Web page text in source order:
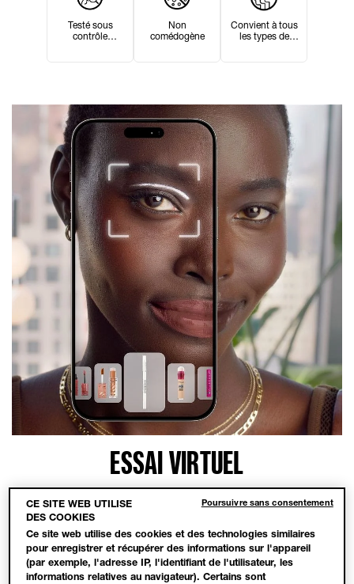
Testé sous
contrôle
Non
comédogène
Convient à tous
les types de
ESSAI VIRTUEL
Trouve ton look idéal grâce à une expérience virtuelle ! Découvre
les nuances de maquillage qui te vont le mieux et même de
nouveaux produits, grâce à l'outil d'essai virtuel de Maybelline.
COMMENCER MAINTENANT
CE SITE WEB UTILISE
DES COOKIES
Ce site web utilise des cookies et des technologies similaires
pour enregistrer et récupérer des informations sur l'appareil
(par exemple, l'adresse IP, l'identifiant de l'utilisateur, les
informations relatives au navigateur). Certains sont
Poursuivre sans consentement